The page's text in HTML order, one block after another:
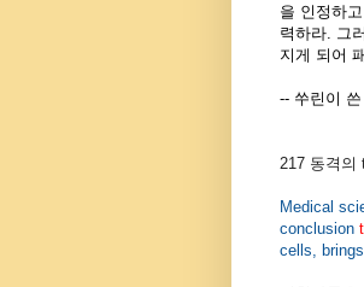
을 인정하
력하라. 그
지게 되어
-- 쑤린이
217 동격의
Medical
conclusion
cells,